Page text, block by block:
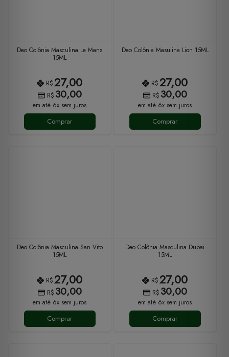
Deo Colônia Masculina Le Mans
15ML
R$27,00
R$ 30,00
em até 6x sem juros
Comprar
Deo Colônia Masulina Lion 15ML
R$27,00
R$ 30,00
em até 6x sem juros
Comprar
Deo Colônia Masculina San Vito
15ML
R$27,00
R$ 30,00
em até 6x sem juros
Comprar
Deo Colônia Masculina Dubai
15ML
R$27,00
R$ 30,00
em até 6x sem juros
Comprar